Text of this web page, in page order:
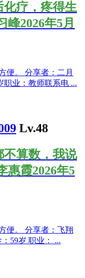
化疗，疼得生
2026年5月
便。 分享者：二月
职业：教师联系电 ...
Lv.48
不算数，我说
惠霞2026年5
便。 分享者：飞翔
59岁 职业： ...